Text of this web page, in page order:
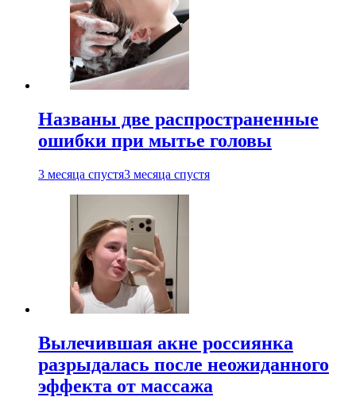
Названы две распространенные
ошибки при мытье головы
3 месяца спустя3 месяца спустя
Вылечившая акне россиянка
разрыдалась после неожиданного
эффекта от массажа